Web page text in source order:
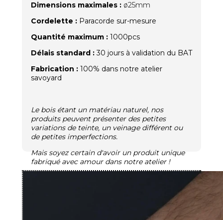
Dimensions maximales : ø25mm
Cordelette : Paracorde sur-mesure
Quantité maximum : 1000pcs
Délais standard :30 jours à validation du BAT
Fabrication : 100% dans notre atelier
savoyard
Le bois étant un matériau naturel, nos
produits peuvent présenter des petites
variations de teinte, un veinage différent ou
de petites imperfections.
Mais soyez certain d'avoir un produit unique
fabriqué avec amour dans notre atelier !